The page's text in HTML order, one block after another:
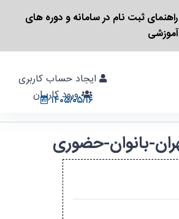
راهنمای ثبت نام در سامانه و دوره های
آموزشی
ورود کاربران
۱۴۰۵/۰۵/۱۶